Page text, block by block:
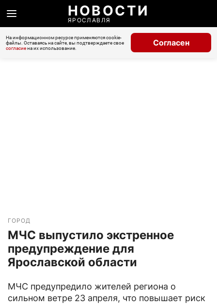
НОВОСТИ
ЯРОСЛАВЛЯ
На информационном ресурсе применяются cookie-
файлы. Оставаясь на сайте, вы подтверждаете свое
согласиена их использование.
Согласен
ГОРОД
МЧС выпустило экстренное
предупреждение для
Ярославской области
МЧС предупредило жителей региона о
сильном ветре 23 апреля, что повышает риск